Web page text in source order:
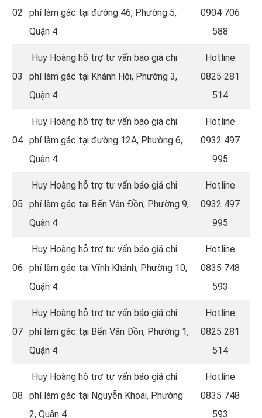
02
phí làm gác tại đường 46, Phường 5,
Quận 4
0904 706
588
03
Huy Hoàng hỗ trợ tư vấn báo giá chi
phí làm gác tại Khánh Hội, Phường 3,
Quận 4
Hotline
0825 281
514
04
Huy Hoàng hỗ trợ tư vấn báo giá chi
phí làm gác tại đường 12A, Phường 6,
Quận 4
Hotline
0932 497
995
05
Huy Hoàng hỗ trợ tư vấn báo giá chi
phí làm gác tại Bến Vân Đồn, Phường 9,
Quận 4
Hotline
0932 497
995
06
Huy Hoàng hỗ trợ tư vấn báo giá chi
phí làm gác tại Vĩnh Khánh, Phường 10,
Quận 4
Hotline
0835 748
593
07
Huy Hoàng hỗ trợ tư vấn báo giá chi
phí làm gác tại Bến Vân Ðồn, Phường 1,
Quận 4
Hotline
0825 281
514
08
Huy Hoàng hỗ trợ tư vấn báo giá chi
phí làm gác tại Nguyễn Khoái, Phường
2, Quận 4
Hotline
0835 748
593